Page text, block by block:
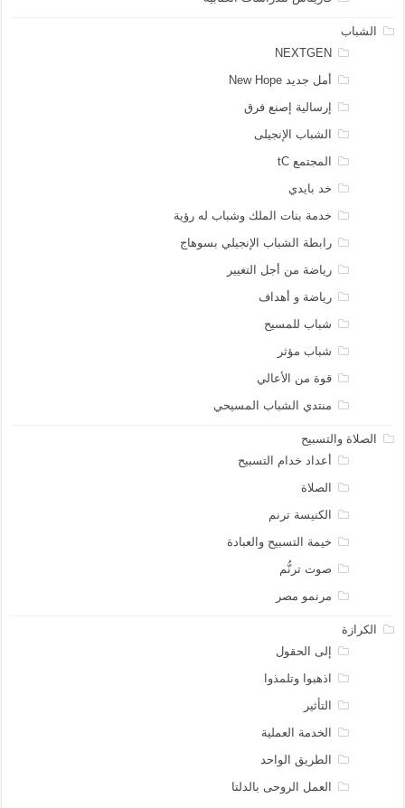
الشباب
NEXTGEN
أمل جديد New Hope
إرسالية إصنع فرق
الشباب الإنجيلى
المجتمع tC
خد بايدي
خدمة بنات الملك وشباب له رؤية
رابطة الشباب الإنجيلي بسوهاج
رياضة من أجل التغيير
رياضة و أهداف
شباب للمسيح
شباب مؤثر
قوة من الأعالي
منتدي الشباب المسيحي
الصلاة والتسبيح
أعداد خدام التسبيح
الصلاة
الكنيسة ترنم
خيمة التسبيح والعبادة
صوت ترنُّم
مرنمو مصر
الكرازة
إلى الحقول
اذهبوا وتلمذوا
التأثير
الخدمة العملية
الطريق الواحد
العمل الروحى بالدلتا